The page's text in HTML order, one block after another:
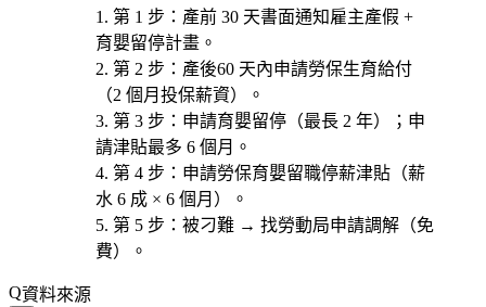
第 1 步 ：產前 30 天書面通知雇主產假 +
育嬰留停計畫。
第 2 步 ：產後60 天內申請勞保生育給付
（2 個月投保薪資）。
第 3 步 ：申請育嬰留停 （最長 2 年）；申
請津貼最多 6 個月。
第 4 步 ：申請勞保育嬰留職停薪津貼 （薪
水 6 成 × 6 個月）。
第 5 步 ：被刁難 → 找勞動局申請調解 （免
費）。
資料來源